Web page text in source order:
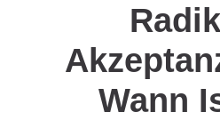
Wann